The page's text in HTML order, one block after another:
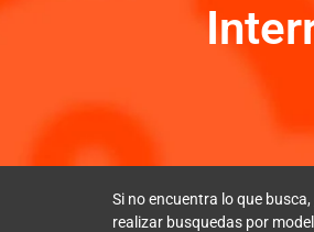
Si no encuentra lo que busca,
realizar busquedas por